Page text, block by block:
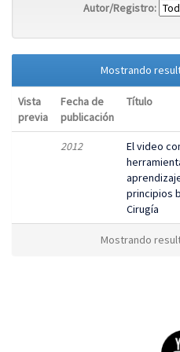
Autor/Registro:
Mostrando
Vista
previa
Fecha de
publicación
Título
2012
El video
principios
Cirugía
Mostrando